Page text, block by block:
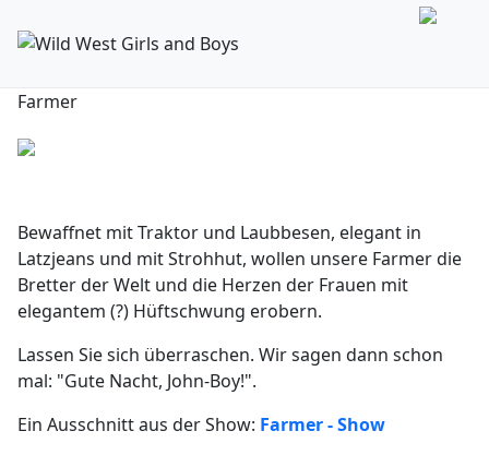
Farmer
Bewaffnet mit Traktor und Laubbesen, elegant in
Latzjeans und mit Strohhut, wollen unsere Farmer die
Bretter der Welt und die Herzen der Frauen mit
elegantem (?) Hüftschwung erobern.
Lassen Sie sich überraschen. Wir sagen dann schon
mal: "Gute Nacht, John-Boy!".
Ein Ausschnitt aus der Show: Farmer - Show